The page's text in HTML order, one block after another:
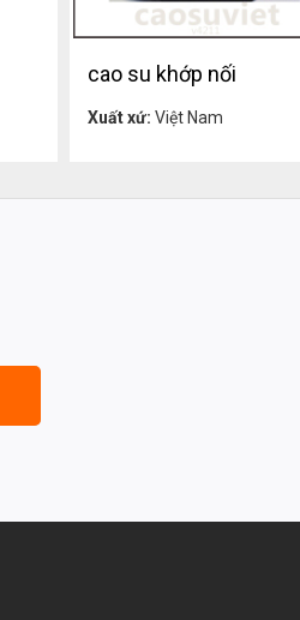
cao su khớp nối
Xuất xứ: Việt Nam